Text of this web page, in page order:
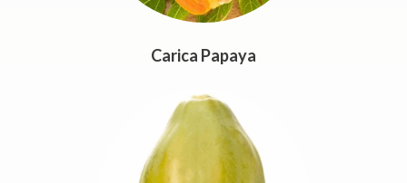
Carica Papaya